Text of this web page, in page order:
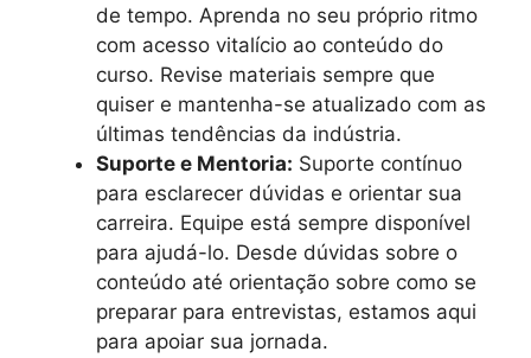
de tempo. Aprenda no seu próprio ritmo
com acesso vitalício ao conteúdo do
curso. Revise materiais sempre que
quiser e mantenha-se atualizado com as
últimas tendências da indústria.
Suporte e Mentoria: Suporte contínuo
para esclarecer dúvidas e orientar sua
carreira. Equipe está sempre disponível
para ajudá-lo. Desde dúvidas sobre o
conteúdo até orientação sobre como se
preparar para entrevistas, estamos aqui
para apoiar sua jornada.